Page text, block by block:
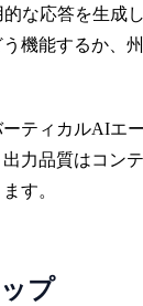
な応答を生成
機能するか、
ティカルAIエ
力品質はコン
す。
プ